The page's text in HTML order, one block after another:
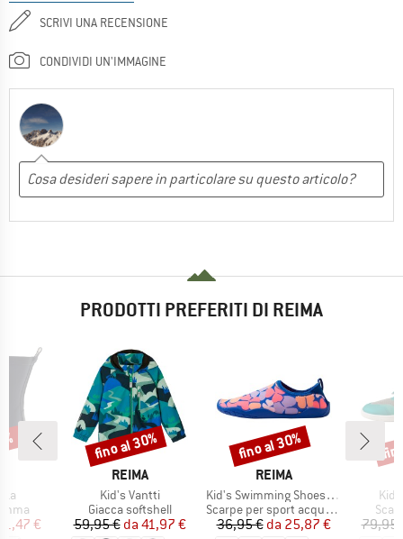
SCRIVI UNA RECENSIONE
CONDIVIDI UN'IMMAGINE
PRODOTTI PREFERITI DI REIMA
ridotto
€
MARCHIO
REIMA
Articolo
Kid's Vantti
Gruppo di prodotti
Giacca softshell
Prezzo
59,95 € Prezzo ridotto
da 41,97 €
Sconto
fino al 30%
MARCHIO
REIMA
Articolo
Kid's Swimming Shoes Lean
Gruppo di prodotti
Scarpe per sport acquatici
Prezzo
36,95 € Prezzo ridotto
da 25,87 €
Sconto
fino al 30%
79,95